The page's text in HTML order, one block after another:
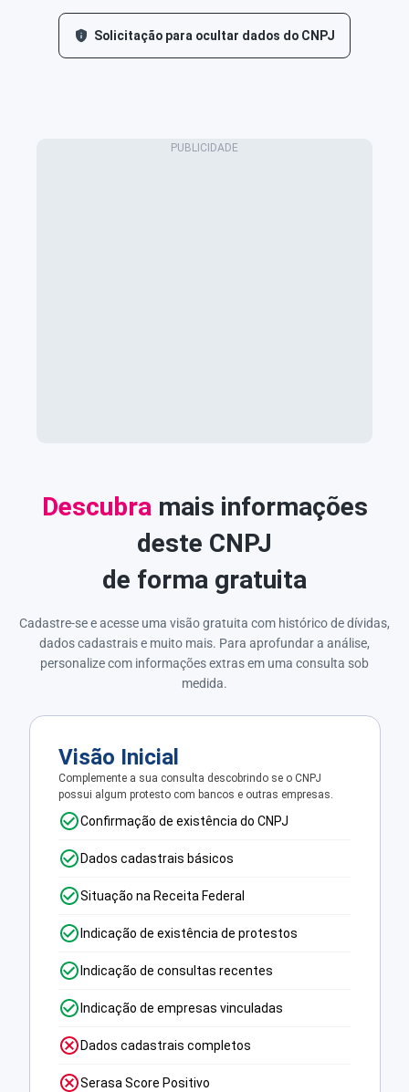
Solicitação para ocultar dados do CNPJ
Descubra mais informações
deste CNPJ
de forma gratuita
Cadastre-se e acesse uma visão gratuita com histórico de dívidas,
dados cadastrais e muito mais. Para aprofundar a análise,
personalize com informações extras em uma consulta sob
medida.
Visão Inicial
Complemente a sua consulta descobrindo se o CNPJ
possui algum protesto com bancos e outras empresas.
Confirmação de existência do CNPJ
Dados cadastrais básicos
Situação na Receita Federal
Indicação de existência de protestos
Indicação de consultas recentes
Indicação de empresas vinculadas
Dados cadastrais completos
Serasa Score Positivo